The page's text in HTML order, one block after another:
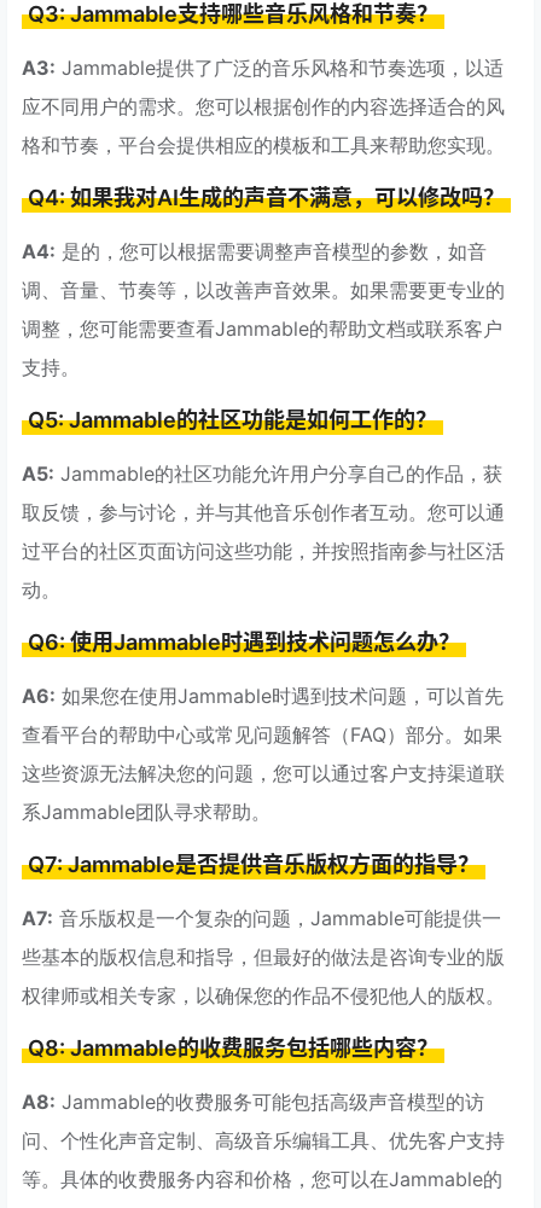
Q3: Jammable支持哪些音乐风格和节奏？
A3: Jammable提供了广泛的音乐风格和节奏选项，以适
应不同用户的需求。您可以根据创作的内容选择适合的风
格和节奏，平台会提供相应的模板和工具来帮助您实现。
Q4: 如果我对AI生成的声音不满意，可以修改吗？
A4: 是的，您可以根据需要调整声音模型的参数，如音
调、音量、节奏等，以改善声音效果。如果需要更专业的
调整，您可能需要查看Jammable的帮助文档或联系客户
支持。
Q5: Jammable的社区功能是如何工作的？
A5: Jammable的社区功能允许用户分享自己的作品，获
取反馈，参与讨论，并与其他音乐创作者互动。您可以通
过平台的社区页面访问这些功能，并按照指南参与社区活
动。
Q6: 使用Jammable时遇到技术问题怎么办？
A6: 如果您在使用Jammable时遇到技术问题，可以首先
查看平台的帮助中心或常见问题解答（FAQ）部分。如果
这些资源无法解决您的问题，您可以通过客户支持渠道联
系Jammable团队寻求帮助。
Q7: Jammable是否提供音乐版权方面的指导？
A7: 音乐版权是一个复杂的问题，Jammable可能提供一
些基本的版权信息和指导，但最好的做法是咨询专业的版
权律师或相关专家，以确保您的作品不侵犯他人的版权。
Q8: Jammable的收费服务包括哪些内容？
A8: Jammable的收费服务可能包括高级声音模型的访
问、个性化声音定制、高级音乐编辑工具、优先客户支持
等。具体的收费服务内容和价格，您可以在Jammable的